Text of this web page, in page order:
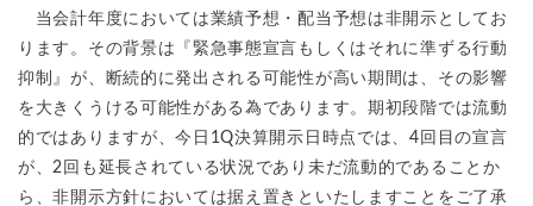
当会計年度においては業績予想・配当予想は非開示としてお
ります。その背景は『緊急事態宣言もしくはそれに準ずる行動
抑制』が、断続的に発出される可能性が高い期間は、その影響
を大きくうける可能性がある為であります。期初段階では流動
的ではありますが、今日1Q決算開示日時点では、4回目の宣言
が、2回も延長されている状況であり未だ流動的であることか
ら、非開示方針においては据え置きといたしますことをご了承